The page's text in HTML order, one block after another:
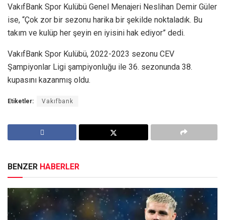
VakıfBank Spor Kulübü Genel Menajeri Neslihan Demir Güler
ise, “Çok zor bir sezonu harika bir şekilde noktaladık. Bu
takım ve kulüp her şeyin en iyisini hak ediyor” dedi.
VakıfBank Spor Kulübü, 2022-2023 sezonu CEV
Şampiyonlar Ligi şampiyonluğu ile 36. sezonunda 38.
kupasını kazanmış oldu.
Etiketler: Vakıfbank
BENZER HABERLER